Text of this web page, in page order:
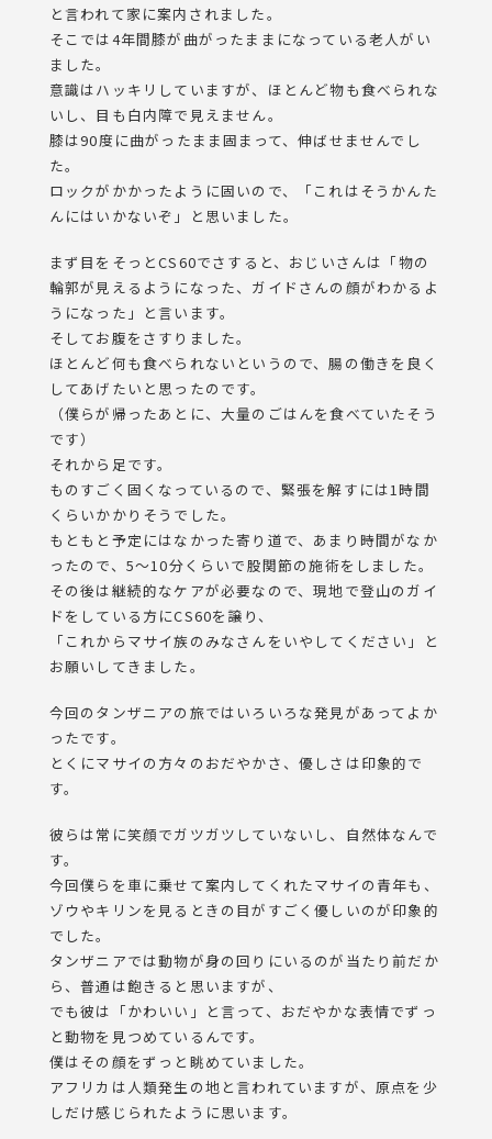
と言われて家に案内されました。
そこでは4年間膝が曲がったままになっている老人がい
ました。
意識はハッキリしていますが、ほとんど物も食べられな
いし、目も白内障で見えません。
膝は90度に曲がったまま固まって、伸ばせませんでし
た。
ロックがかかったように固いので、「これはそうかんた
んにはいかないぞ」と思いました。
まず目をそっとCS60でさすると、おじいさんは「物の
輪郭が見えるようになった、ガイドさんの顔がわかるよ
うになった」と言います。
そしてお腹をさすりました。
ほとんど何も食べられないというので、腸の働きを良く
してあげたいと思ったのです。
（僕らが帰ったあとに、大量のごはんを食べていたそう
です）
それから足です。
ものすごく固くなっているので、緊張を解すには1時間
くらいかかりそうでした。
もともと予定にはなかった寄り道で、あまり時間がなか
ったので、5～10分くらいで股関節の施術をしました。
その後は継続的なケアが必要なので、現地で登山のガイ
ドをしている方にCS60を譲り、
「これからマサイ族のみなさんをいやしてください」と
お願いしてきました。
今回のタンザニアの旅ではいろいろな発見があってよか
ったです。
とくにマサイの方々のおだやかさ、優しさは印象的で
す。
彼らは常に笑顔でガツガツしていないし、自然体なんで
す。
今回僕らを車に乗せて案内してくれたマサイの青年も、
ゾウやキリンを見るときの目がすごく優しいのが印象的
でした。
タンザニアでは動物が身の回りにいるのが当たり前だか
ら、普通は飽きると思いますが、
でも彼は「かわいい」と言って、おだやかな表情でずっ
と動物を見つめているんです。
僕はその顔をずっと眺めていました。
アフリカは人類発生の地と言われていますが、原点を少
しだけ感じられたように思います。